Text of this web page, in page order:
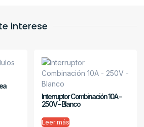
interese
Interruptor Combinación 10A –
250V – Blanco
Leer más